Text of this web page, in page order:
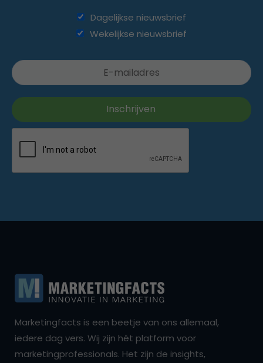
Dagelijkse nieuwsbrief
Wekelijkse nieuwsbrief
Marketingfacts is een beetje van ons allemaal,
iedere dag vers. Wij zijn hét platform voor
marketingprofessionals. Het zijn de insights,